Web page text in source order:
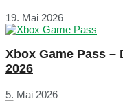
19. Mai 2026
Xbox Game Pass –
2026
5. Mai 2026